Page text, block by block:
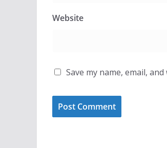
Website
Save my name, email,